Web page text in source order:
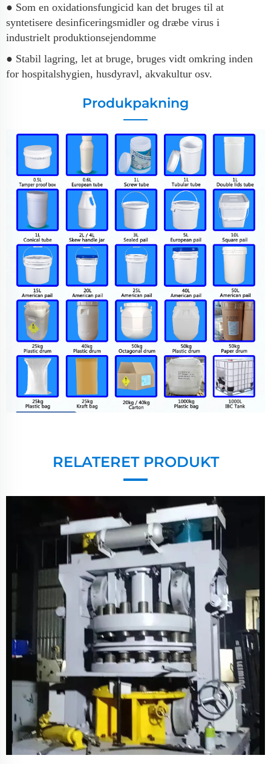
● Som en oxidationsfungicid kan det bruges til at
syntetisere desinficeringsmidler og dræbe virus i
industrielt produktionsejendomme
● Stabil lagring, let at bruge, bruges vidt omkring inden
for hospitalshygien, husdyravl, akvakultur osv.
Produkpakning
RELATERET PRODUKT